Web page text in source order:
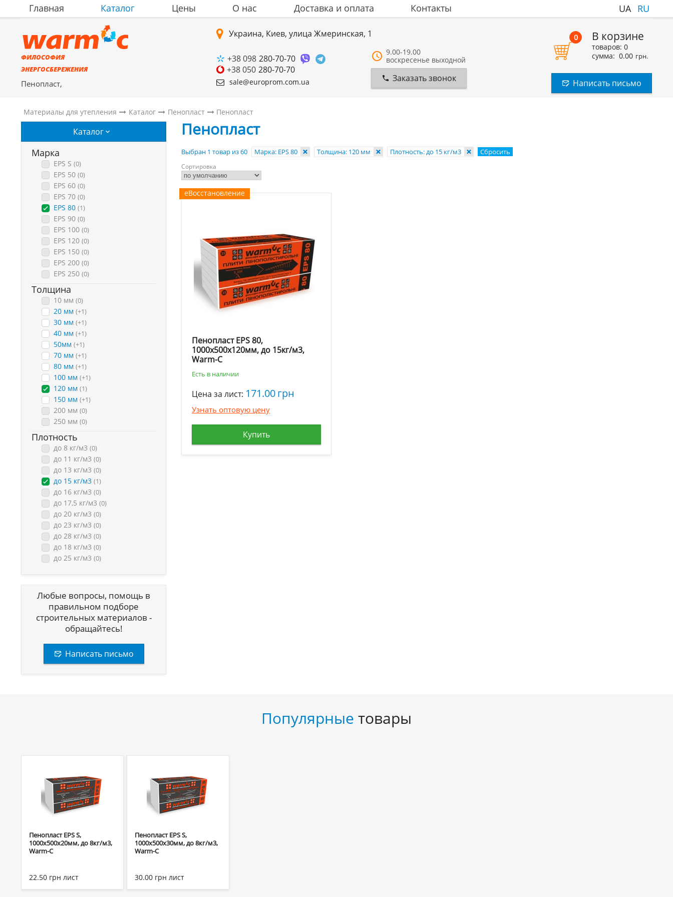
Главная Каталог Цены О нас Доставка и оплата Контакты UA RU
ФИЛОСОФИЯ
ЭНЕРГОСБЕРЕЖЕНИЯ
Пенопласт,
Украина, Киев, улица Жмеринская, 1
+38 098 280-70-70
+38 050 280-70-70
sale@europrom.com.ua
9.00-19.00
воскресенье выходной
Заказать звонок
0 В корзине
товаров: 0
сумма: 0.00 грн.
Написать письмо
Материалы для утепления Каталог Пенопласт Пенопласт
Каталог
Марка
EPS S (0)
EPS 50 (0)
EPS 60 (0)
EPS 70 (0)
EPS 80 (1)
EPS 90 (0)
EPS 100 (0)
EPS 120 (0)
EPS 150 (0)
EPS 200 (0)
EPS 250 (0)
Толщина
10 мм (0)
20 мм (+1)
30 мм (+1)
40 мм (+1)
50мм (+1)
70 мм (+1)
80 мм (+1)
100 мм (+1)
120 мм (1)
150 мм (+1)
200 мм (0)
250 мм (0)
Плотность
до 8 кг/м3 (0)
до 11 кг/м3 (0)
до 13 кг/м3 (0)
до 15 кг/м3 (1)
до 16 кг/м3 (0)
до 17,5 кг/м3 (0)
до 20 кг/м3 (0)
до 23 кг/м3 (0)
до 28 кг/м3 (0)
до 18 кг/м3 (0)
до 25 кг/м3 (0)
Любые вопросы, помощь в
правильном подборе
строительных материалов -
обращайтесь!
Написать письмо
Пенопласт
Выбран 1 товар из 60 Марка: EPS 80 Толщина: 120 мм Плотность: до 15 кг/м3 Сбросить
Сортировка
еВосстановление
Пенопласт EPS 80,
1000х500х120мм, до 15кг/м3,
Warm-C
Есть в наличии
Цена за лист: 171.00грн
Узнать оптовую цену
Купить
Популярные товары
Пенопласт EPS S,
1000х500х20мм, до 8кг/м3,
Warm-C
22.50 грн лист
Пенопласт EPS S,
1000х500х30мм, до 8кг/м3,
Warm-C
30.00 грн лист